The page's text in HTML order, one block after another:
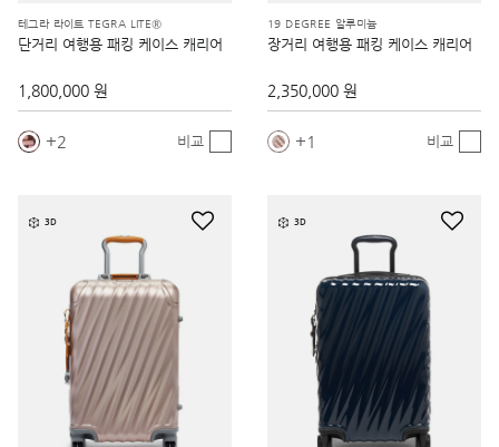
테그라 라이트 TEGRA LITE®
단거리 여행용 패킹 케이스 캐리어
1,800,000 원
2 비교
19 DEGREE 알루미늄
장거리 여행용 패킹 케이스 캐리어
2,350,000 원
1 비교
3D 3D